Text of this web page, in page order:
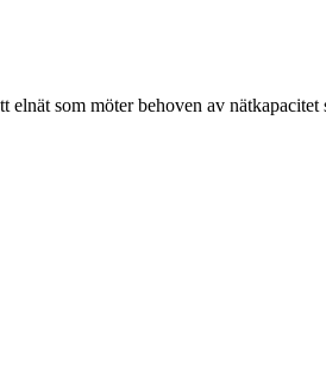
som möter behoven av nätkapacitet